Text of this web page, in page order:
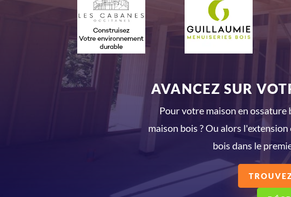
AVANCEZ SUR
Pour votre maison en ossature
maison bois ? Ou alors
bois dans le